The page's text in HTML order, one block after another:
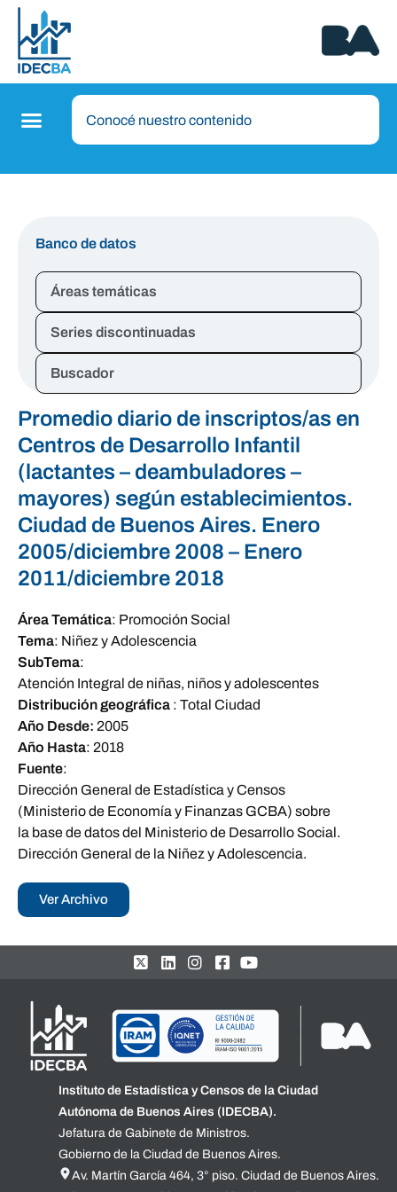
Banco de datos
Áreas temáticas
Series discontinuadas
Buscador
Promedio diario de inscriptos/as en
Centros de Desarrollo Infantil
(lactantes – deambuladores –
mayores) según establecimientos.
Ciudad de Buenos Aires. Enero
2005/diciembre 2008 – Enero
2011/diciembre 2018
Área Temática: Promoción Social
Tema: Niñez y Adolescencia
SubTema:
Atención Integral de niñas, niños y adolescentes
Distribución geográfica : Total Ciudad
Año Desde: 2005
Año Hasta: 2018
Fuente:
Dirección General de Estadística y Censos
(Ministerio de Economía y Finanzas GCBA) sobre
la base de datos del Ministerio de Desarrollo Social.
Dirección General de la Niñez y Adolescencia.
Ver Archivo
Instituto de Estadística y Censos de la Ciudad
Autónoma de Buenos Aires (IDECBA).
Jefatura de Gabinete de Ministros.
Gobierno de la Ciudad de Buenos Aires.
Av. Martín García 464, 3° piso. Ciudad de Buenos Aires.